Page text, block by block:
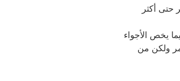
أكثر
يخص الأجواء
ولكن من